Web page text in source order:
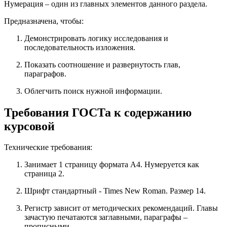
Нумерация – один из главных элементов данного раздела.
Предназначена, чтобы:
Демонстрировать логику исследования и
последовательность изложения.
Показать соотношение и развернутость глав,
параграфов.
Облегчить поиск нужной информации.
Требования ГОСТа к содержанию
курсовой
Технические требования:
Занимает 1 страницу формата А4. Нумеруется как
страница 2.
Шрифт стандартный - Times New Roman. Размер 14.
Регистр зависит от методических рекомендаций. Главы
зачастую печатаются заглавными, параграфы –